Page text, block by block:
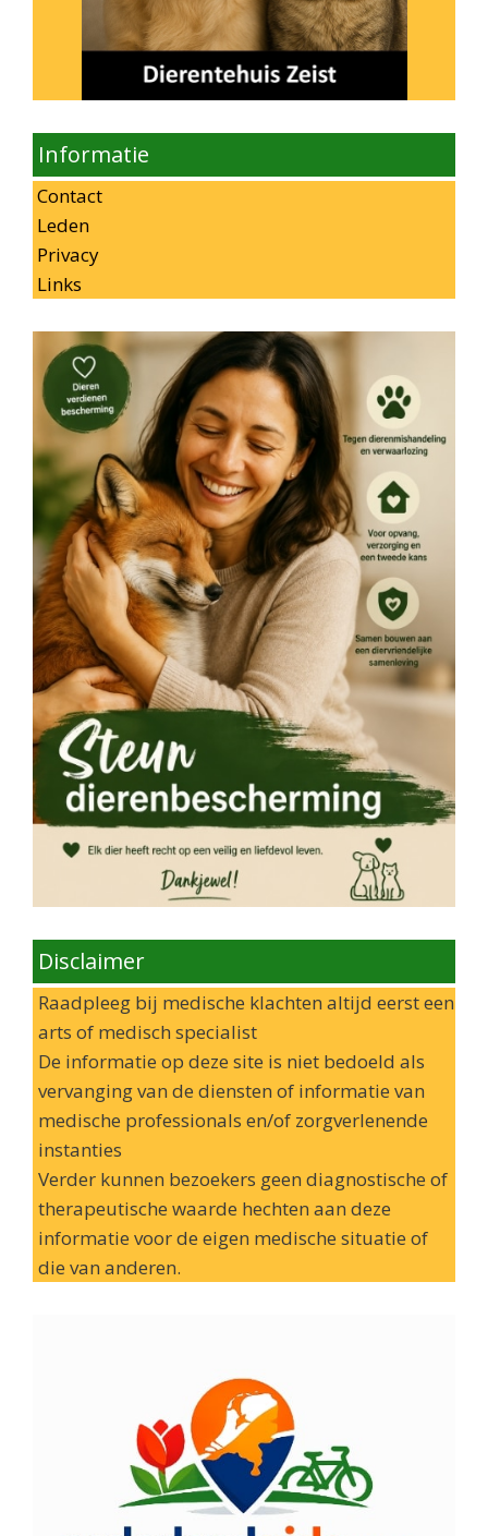
Informatie
Contact
Leden
Privacy
Links
Disclaimer
Raadpleeg bij medische klachten altijd eerst een
arts of medisch specialist
De informatie op deze site is niet bedoeld als
vervanging van de diensten of informatie van
medische professionals en/of zorgverlenende
instanties
Verder kunnen bezoekers geen diagnostische of
therapeutische waarde hechten aan deze
informatie voor de eigen medische situatie of
die van anderen.